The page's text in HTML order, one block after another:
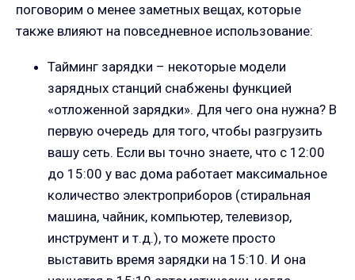
поговорим о менее заметных вещах, которые
также влияют на повседневное использование:
Тайминг зарядки – некоторые модели
зарядных станций снабжены функцией
«отложенной зарядки». Для чего она нужна? В
первую очередь для того, чтобы разгрузить
вашу сеть. Если вы точно знаете, что с 12:00
до 15:00 у вас дома работает максимальное
количество электроприборов (стиральная
машина, чайник, компьютер, телевизор,
инструмент и т.д.), то можете просто
выставить время зарядки на 15:10. И она